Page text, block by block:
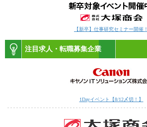
【新卒】仕事研究セミナー開催！
注目求人・転職募集企業
1Dayイベント【8/12〆切！】